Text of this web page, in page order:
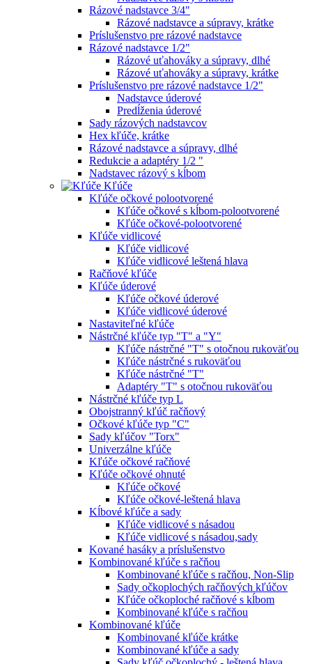
Rázové nadstavce 3/4"
Rázové nadstavce a súpravy, krátke
Príslušenstvo pre rázové nadstavce
Rázové nadstavce 1/2"
Rázové uťahováky a súpravy, dlhé
Rázové uťahováky a súpravy, krátke
Príslušenstvo pre rázové nadstavce 1/2"
Nadstavce úderové
Predĺženia úderové
Sady rázových nadstavcov
Hex kľúče, krátke
Rázové nadstavce a súpravy, dlhé
Redukcie a adaptéry 1/2 "
Nadstavec rázový s kĺbom
Kľúče
Kľúče očkové polootvorené
Kľúče očkové s kĺbom-polootvorené
Kľúče očkové-polootvorené
Kľúče vidlicové
Kľúče vidlicové
Kľúče vidlicové leštená hlava
Račňové kľúče
Kľúče úderové
Kľúče očkové úderové
Kľúče vidlicové úderové
Nastaviteľné kľúče
Nástrčné kľúče typ "T" a "Y"
Kľúče nástrčné "T" s otočnou rukoväťou
Kľúče nástrčné s rukoväťou
Kľúče nástrčné "T"
Adaptéry "T" s otočnou rukoväťou
Nástrčné kľúče typ L
Obojstranný kľúč račňový
Očkové kľúče typ "C"
Sady kľúčov "Torx"
Univerzálne kľúče
Kľúče očkové račňové
Kľúče očkové ohnuté
Kľúče očkové
Kľúče očkové-leštená hlava
Kĺbové kľúče a sady
Kľúče vidlicové s násadou
Kľúče vidlicové s násadou,sady
Kované hasáky a príslušenstvo
Kombinované kľúče s račňou
Kombinované kľúče s račňou, Non-Slip
Sady očkoplochých račňových kľúčov
Kľúče očkoploché račňové s kĺbom
Kombinované kľúče s račňou
Kombinované kľúče
Kombinované kľúče krátke
Kombinované kľúče a sady